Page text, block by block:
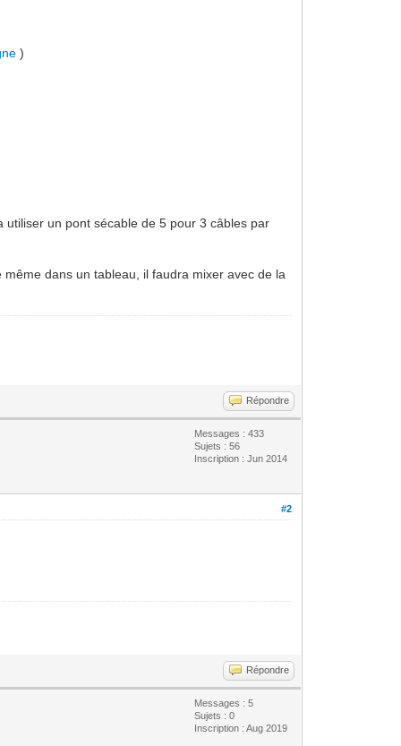
)
un pont sécable de 5 pour 3 câbles par
dans un tableau, il faudra mixer avec de la
Répondre
Messages : 433
Sujets : 56
Inscription : Jun 2014
#2
Répondre
Messages : 5
Sujets : 0
Inscription : Aug 2019